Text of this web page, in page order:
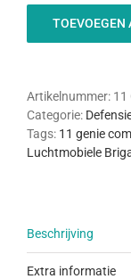
-
Premium
TOEVOEGEN
Artikelnummer: 11
Categorie:
Tags: 11 genie
Luchtmobiele
Beschrijving
Extra informatie